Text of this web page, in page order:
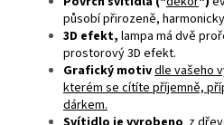
působí přirozeně,
3D efekt, lampa má dvě
prostorový 3D efekt.
Grafický motivdle vašeho
kterém se cítíte příjemně,
dárkem.